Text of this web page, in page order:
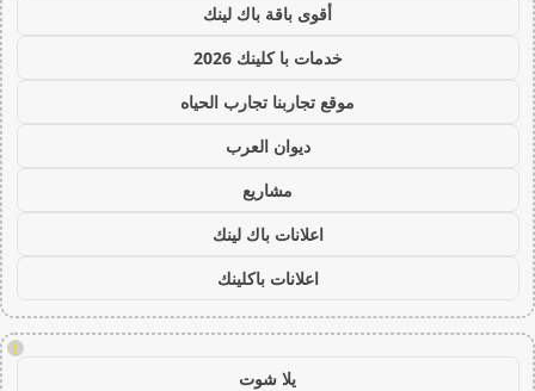
أقوى باقة باك لينك
خدمات با كلينك 2026
موقع تجاربنا تجارب الحياه
ديوان العرب
مشاريع
اعلانات باك لينك
اعلانات باكلينك
!
يلا شوت